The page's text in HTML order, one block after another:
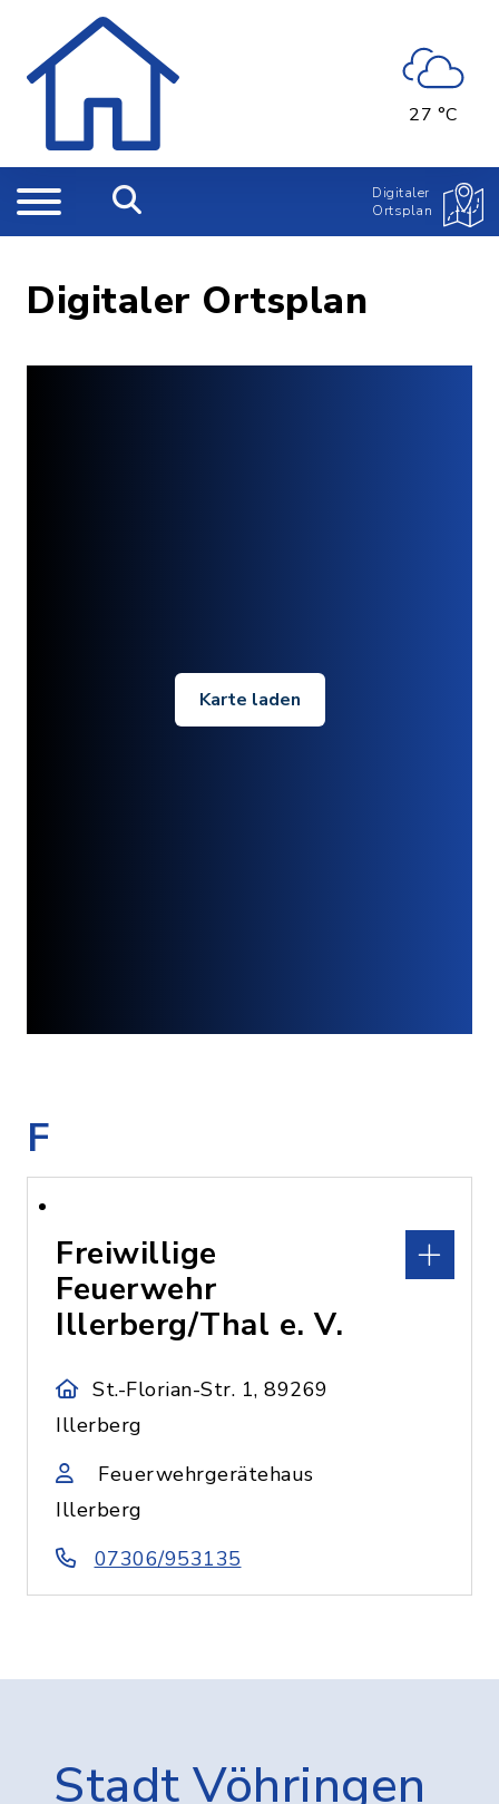
27 °C
Digitaler
Ortsplan
Digitaler Ortsplan
Karte laden
F
Freiwillige
Feuerwehr
Illerberg/Thal e. V.
St.-Florian-Str. 1, 89269
Illerberg
Feuerwehrgerätehaus
Illerberg
07306/953135
Stadt Vöhringen